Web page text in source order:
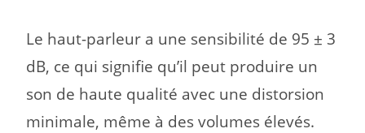
Le haut-parleur a une sensibilité de 95 ± 3
dB, ce qui signifie qu’il peut produire un
son de haute qualité avec une distorsion
minimale, même à des volumes élevés.